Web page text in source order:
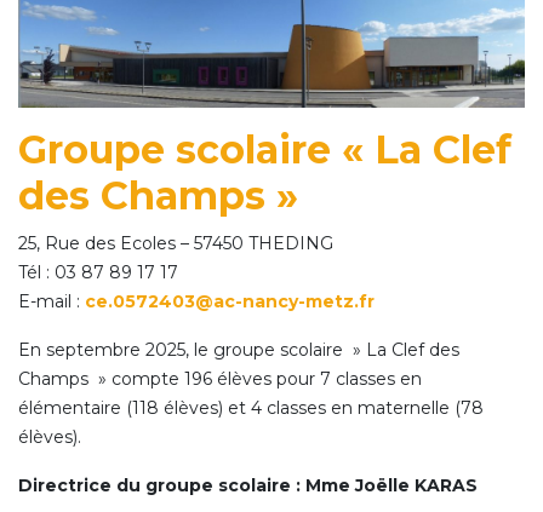
Groupe scolaire « La Clef
des Champs »
25, Rue des Ecoles – 57450 THEDING
Tél : 03 87 89 17 17
E-mail : ce.0572403@ac-nancy-metz.fr
En septembre 2025, le groupe scolaire » La Clef des
Champs » compte 196 élèves pour 7 classes en
élémentaire (118 élèves) et 4 classes en maternelle (78
élèves).
Directrice du groupe scolaire : Mme Joëlle KARAS